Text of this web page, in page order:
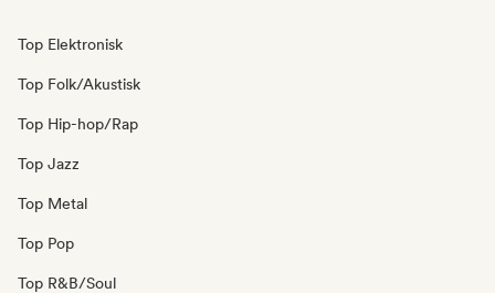
Top Elektronisk
Top Folk/Akustisk
Top Hip-hop/Rap
Top Jazz
Top Metal
Top Pop
Top R&B/Soul